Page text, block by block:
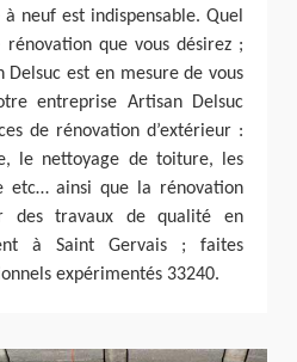
neuf est indispensable. Quel
que vous désirez ;
est en mesure de vous
entreprise Artisan Delsuc
de rénovation d’extérieur :
le nettoyage de toiture, les
etc… ainsi que la rénovation
des travaux de qualité en
à Saint Gervais ; faites
expérimentés 33240.